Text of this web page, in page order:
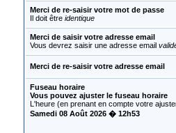
Merci de re-saisir votre mot de passe
Il doit être identique
Merci de saisir votre adresse email
Vous devrez saisir une adresse email
Merci de re-saisir votre adresse email
Fuseau horaire
Vous pouvez ajuster le fuseau horaire
L'heure (en prenant en compte votre
Samedi 08 Août 2026 � 12h53